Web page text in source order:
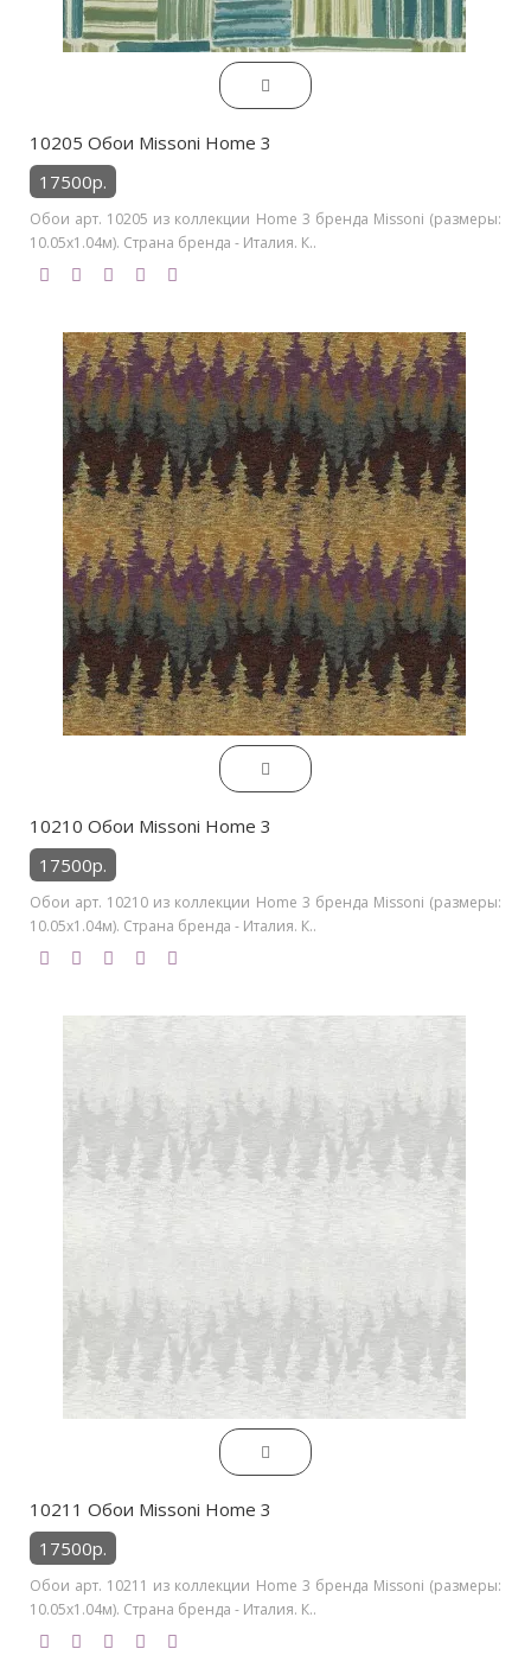
10205 Обои Missoni Home 3
17500р.
Обои арт. 10205 из коллекции Home 3 бренда Missoni (размеры:
10.05х1.04м). Страна бренда - Италия. К..
10210 Обои Missoni Home 3
17500р.
Обои арт. 10210 из коллекции Home 3 бренда Missoni (размеры:
10.05х1.04м). Страна бренда - Италия. К..
10211 Обои Missoni Home 3
17500р.
Обои арт. 10211 из коллекции Home 3 бренда Missoni (размеры:
10.05х1.04м). Страна бренда - Италия. К..